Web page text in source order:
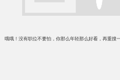
哦哦！没有职位不要怕，你那么年轻那么好看，再重搜